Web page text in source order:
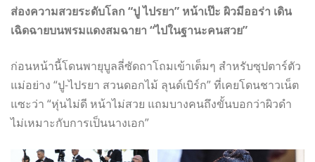
ส่องความสวยระดับโลก “ปู ไปรยา” หน้าเป๊ะ ผิวมีออร่า เดิน
เฉิดฉายบนพรมแดงสมฉายา “ไปในฐานะคนสวย”
ก่อนหน้านี้โดนพายุบูลลี่ซัดถาโถมเข้าเต็มๆ สำหรับซุปตาร์ตัว
แม่อย่าง “ปู-ไปรยา สวนดอกไม้ ลุนด์เบิร์ก” ที่เคยโดนชาวเน็ต
แซะว่า “หุ่นไม่ดี หน้าไม่สวย แถมบางคนถึงขั้นบอกว่าผิวดำ
ไม่เหมาะกับการเป็นนางเอก”